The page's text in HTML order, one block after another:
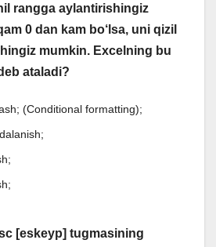
rangga aylantirishingiz
0 dan kam bo‘lsa, uni qizil
mumkin. Excelning bu
ataladi?
(Conditional formatting);
[eskeyp] tugmasining